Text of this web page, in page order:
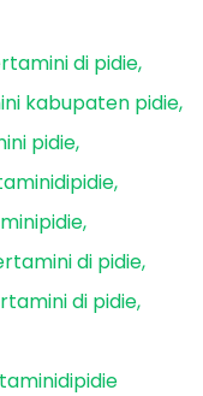
di pidie
kabupaten pidie
pidie
di pidie
di pidie